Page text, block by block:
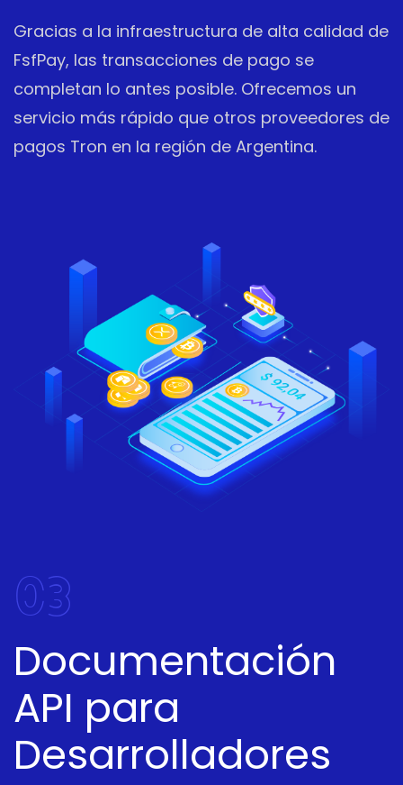
Gracias a la infraestructura de alta calidad de
FsfPay, las transacciones de pago se
completan lo antes posible. Ofrecemos un
servicio más rápido que otros proveedores de
pagos Tron en la región de Argentina.
03
Documentación
API para
Desarrolladores